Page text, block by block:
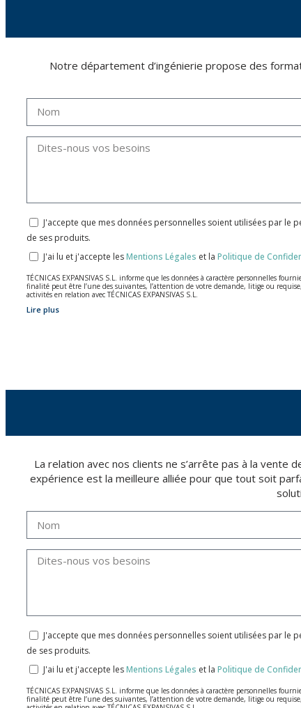
Notre département d’ingénierie propose des
J'accepte que mes données personnelles soient utilisées par le
de ses produits.
J'ai lu et j'accepte lesMentions Légales et la Politique de
TÉCNICAS EXPANSIVAS S.L. informe que les données à caractère personnelles
finalité peut être l’une des suivantes, l’attention de votre demande, litige ou
activités en relation avec TÉCNICAS EXPANSIVAS S.L.
Les données de nos fichiers sont absolument confidentielles et seront traitées avec
L’usager peut à tout moment exercer son droit d'accès, de rectification,
Lire plus
La relation avec nos clients ne s’arrête pas à la vente
expérience est la meilleure alliée pour que tout soit
J'accepte que mes données personnelles soient utilisées par le
de ses produits.
J'ai lu et j'accepte lesMentions Légales et la Politique de
TÉCNICAS EXPANSIVAS S.L. informe que les données à caractère personnelles
finalité peut être l’une des suivantes, l’attention de votre demande, litige ou